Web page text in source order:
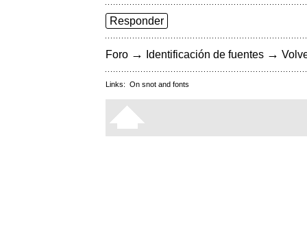
Responder
Foro → Identificación de fuentes →
Links: On snot and fonts